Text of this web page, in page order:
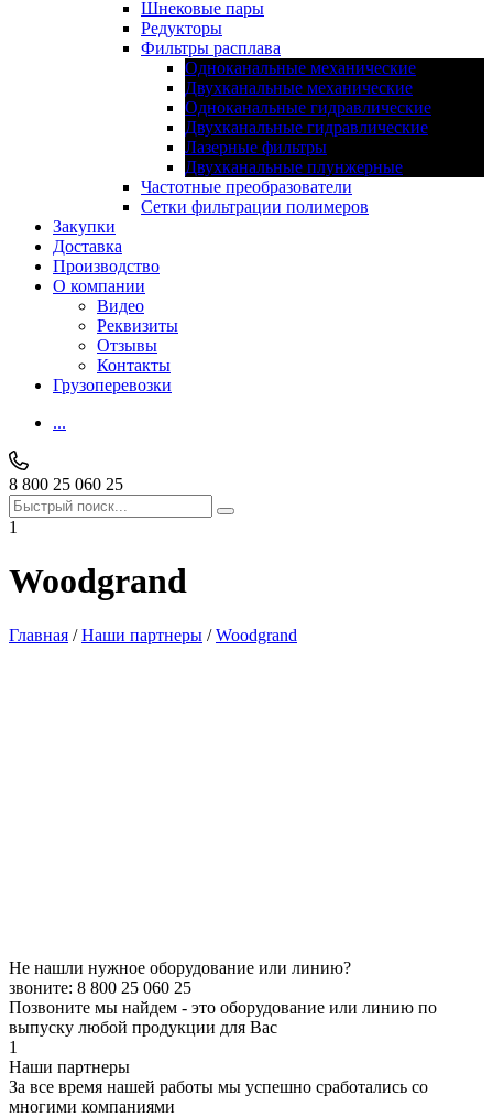
Шнековые пары
Редукторы
Фильтры расплава
Одноканальные механические
Двухканальные механические
Одноканальные гидравлические
Двухканальные гидравлические
Лазерные фильтры
Двухканальные плунжерные
Частотные преобразователи
Сетки фильтрации полимеров
Закупки
Доставка
Производство
О компании
Видео
Реквизиты
Отзывы
Контакты
Грузоперевозки
...
8 800 25 060 25
1
Woodgrand
Главная /Наши партнеры /Woodgrand
Не нашли нужное оборудование или линию?
звоните: 8 800 25 060 25
Позвоните мы найдем - это оборудование или линию по
выпуску любой продукции для Вас
1
Наши партнеры
За все время нашей работы мы успешно сработались со
многими компаниями